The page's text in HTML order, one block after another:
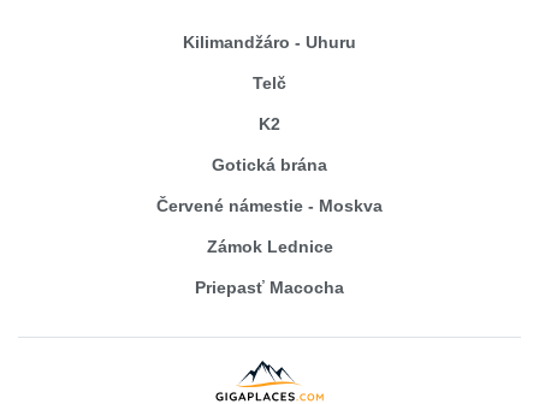
Kilimandžáro - Uhuru
Telč
K2
Gotická brána
Červené námestie - Moskva
Zámok Lednice
Priepasť Macocha